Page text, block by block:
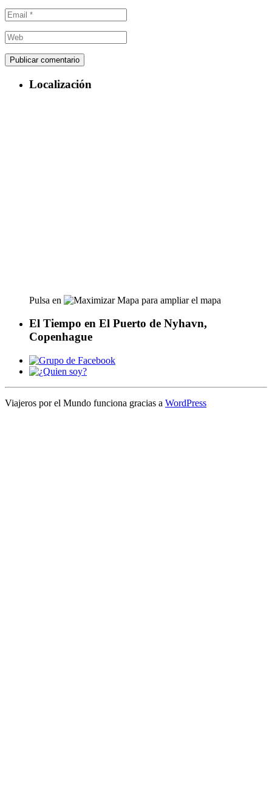
Localización
Pulsa en para ampliar el mapa
El Tiempo en El Puerto de Nyhavn,
Copenhague
Viajeros por el Mundo funciona gracias a WordPress